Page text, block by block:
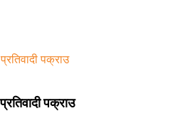
पक्राउ